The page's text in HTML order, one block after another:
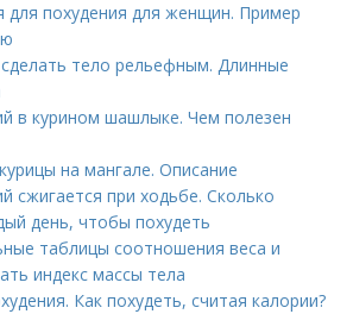
для похудения для женщин. Пример
тело рельефным. Длинные
в курином шашлыке. Чем полезен
на мангале. Описание
сжигается при ходьбе. Сколько
день, чтобы похудеть
таблицы соотношения веса и
индекс массы тела
Как похудеть, считая калории?